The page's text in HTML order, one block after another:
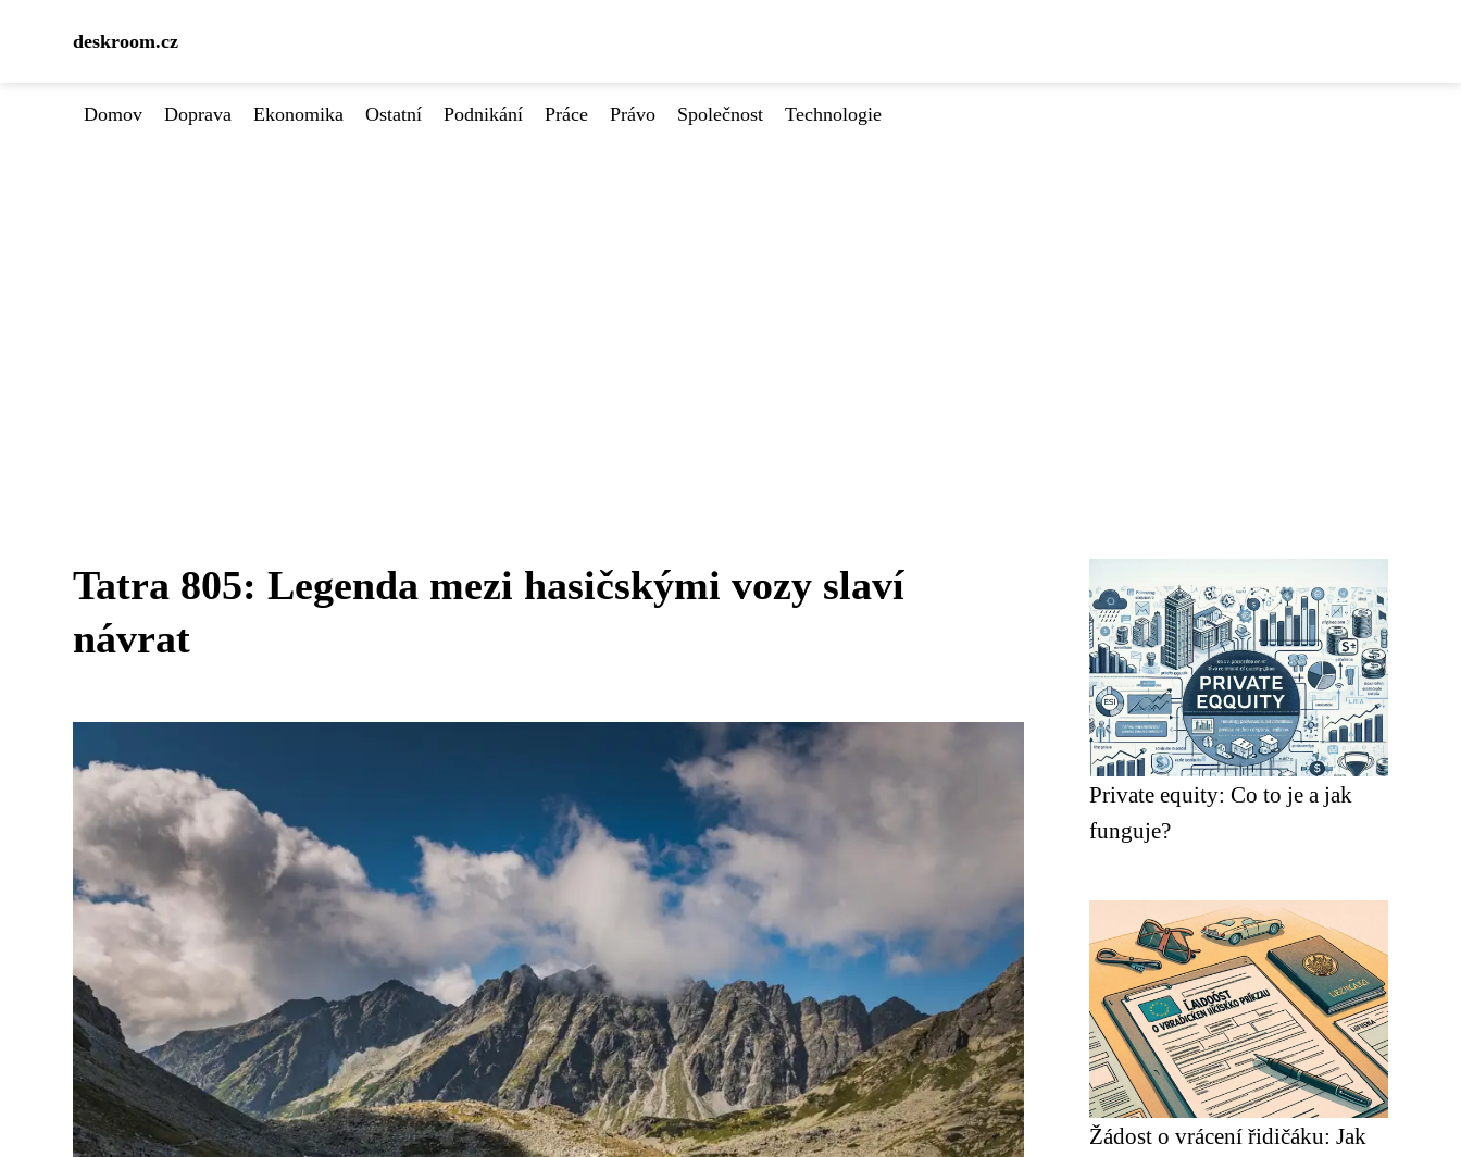
deskroom.cz
Domov Doprava Ekonomika Ostatní Podnikání Práce Právo Společnost Technologie
Tatra 805: Legenda mezi hasičskými vozy slaví
návrat
Private equity: Co to je a jak
funguje?
Žádost o vrácení řidičáku: Jak